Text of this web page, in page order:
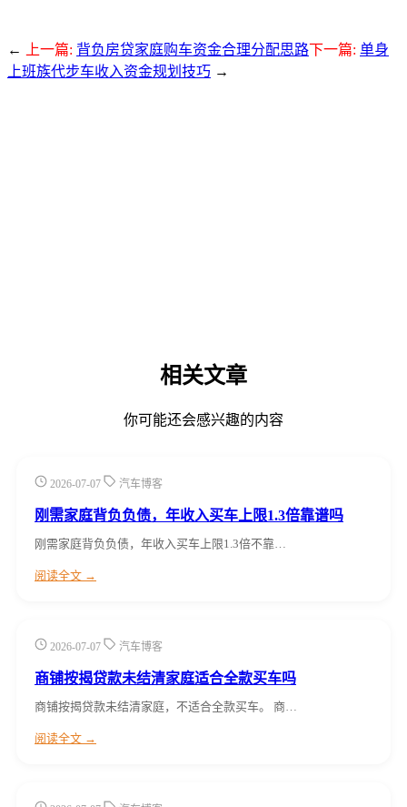
← 上一篇: 背负房贷家庭购车资金合理分配思路下一篇: 单身
上班族代步车收入资金规划技巧 →
相关文章
你可能还会感兴趣的内容
2026-07-07 汽车博客
刚需家庭背负负债，年收入买车上限1.3倍靠谱吗
刚需家庭背负负债，年收入买车上限1.3倍不靠…
阅读全文 →
2026-07-07 汽车博客
商铺按揭贷款未结清家庭适合全款买车吗
商铺按揭贷款未结清家庭，不适合全款买车。 商…
阅读全文 →